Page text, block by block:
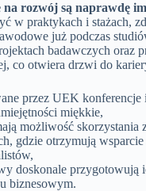
na rozwój są naprawdę
w praktykach i stażach,
już podczas
badawczych oraz
co otwiera drzwi do
przez UEK konferencje
miękkie,
możliwość skorzystania
gdzie otrzymują
doskonale przygotowują
biznesowym.